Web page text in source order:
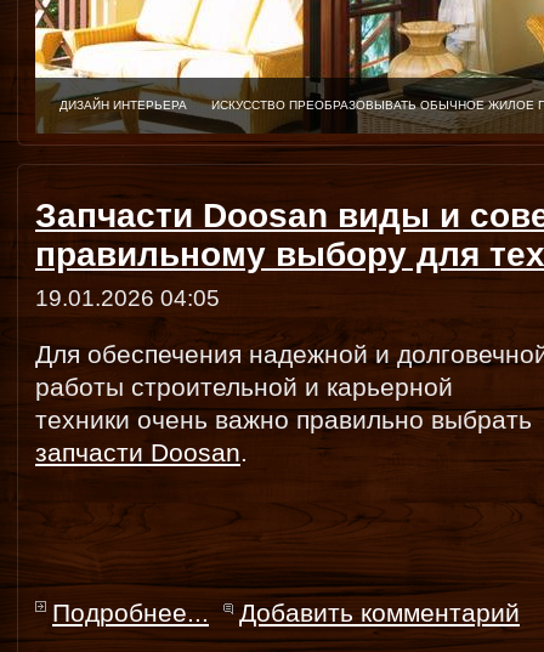
ДИЗАЙН ИНТЕРЬЕРА ИСКУССТВО ПРЕОБРАЗОВЫВАТЬ ОБЫЧНОЕ
Запчасти Doosan виды и
правильному выбору для
19.01.2026 04:05
Для обеспечения надежной и
работы строительной и карьерной
техники очень важно правильно выбрать
запчасти Doosan.
Подробнее... Добавить комментарий